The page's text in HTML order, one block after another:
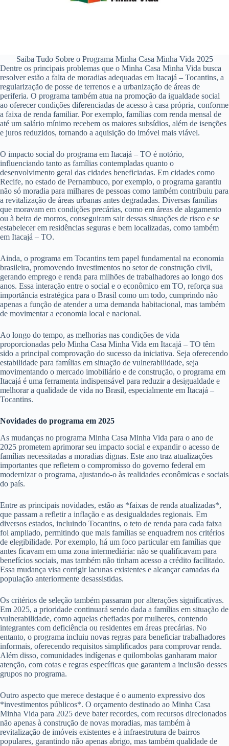
Saiba Tudo Sobre o Programa Minha Casa Minha Vida 2025
Dentre os principais problemas que o Minha Casa Minha Vida busca
resolver estão a falta de moradias adequadas em Itacajá – Tocantins, a
regularização de posse de terrenos e a urbanização de áreas de
periferia. O programa também atua na promoção da igualdade social
ao oferecer condições diferenciadas de acesso à casa própria, conforme
a faixa de renda familiar. Por exemplo, famílias com renda mensal de
até um salário mínimo recebem os maiores subsídios, além de isenções
e juros reduzidos, tornando a aquisição do imóvel mais viável.
O impacto social do programa em Itacajá – TO é notório,
influenciando tanto as famílias contempladas quanto o
desenvolvimento geral das cidades beneficiadas. Em cidades como
Recife, no estado de Pernambuco, por exemplo, o programa garantiu
não só moradia para milhares de pessoas como também contribuiu para
a revitalização de áreas urbanas antes degradadas. Diversas famílias
que moravam em condições precárias, como em áreas de alagamento
ou à beira de morros, conseguiram sair dessas situações de risco e se
estabelecer em residências seguras e bem localizadas, como também
em Itacajá – TO.
Ainda, o programa em Tocantins tem papel fundamental na economia
brasileira, promovendo investimentos no setor de construção civil,
gerando emprego e renda para milhões de trabalhadores ao longo dos
anos. Essa interação entre o social e o econômico em TO, reforça sua
importância estratégica para o Brasil como um todo, cumprindo não
apenas a função de atender a uma demanda habitacional, mas também
de movimentar a economia local e nacional.
Ao longo do tempo, as melhorias nas condições de vida
proporcionadas pelo Minha Casa Minha Vida em Itacajá – TO têm
sido a principal comprovação do sucesso da iniciativa. Seja oferecendo
estabilidade para famílias em situação de vulnerabilidade, seja
movimentando o mercado imobiliário e de construção, o programa em
Itacajá é uma ferramenta indispensável para reduzir a desigualdade e
melhorar a qualidade de vida no Brasil, especialmente em Itacajá –
Tocantins.
Novidades do programa em 2025
As mudanças no programa Minha Casa Minha Vida para o ano de
2025 prometem aprimorar seu impacto social e expandir o acesso de
famílias necessitadas a moradias dignas. Este ano traz atualizações
importantes que refletem o compromisso do governo federal em
modernizar o programa, ajustando-o às realidades econômicas e sociais
do país.
Entre as principais novidades, estão as *faixas de renda atualizadas*,
que passam a refletir a inflação e as desigualdades regionais. Em
diversos estados, incluindo Tocantins, o teto de renda para cada faixa
foi ampliado, permitindo que mais famílias se enquadrem nos critérios
de elegibilidade. Por exemplo, há um foco particular em famílias que
antes ficavam em uma zona intermediária: não se qualificavam para
benefícios sociais, mas também não tinham acesso a crédito facilitado.
Essa mudança visa corrigir lacunas existentes e alcançar camadas da
população anteriormente desassistidas.
Os critérios de seleção também passaram por alterações significativas.
Em 2025, a prioridade continuará sendo dada a famílias em situação de
vulnerabilidade, como aquelas chefiadas por mulheres, contendo
integrantes com deficiência ou residentes em áreas precárias. No
entanto, o programa incluiu novas regras para beneficiar trabalhadores
informais, oferecendo requisitos simplificados para comprovar renda.
Além disso, comunidades indígenas e quilombolas ganharam maior
atenção, com cotas e regras específicas que garantem a inclusão desses
grupos no programa.
Outro aspecto que merece destaque é o aumento expressivo dos
*investimentos públicos*. O orçamento destinado ao Minha Casa
Minha Vida para 2025 deve bater recordes, com recursos direcionados
não apenas à construção de novas moradias, mas também à
revitalização de imóveis existentes e à infraestrutura de bairros
populares, garantindo não apenas abrigo, mas também qualidade de